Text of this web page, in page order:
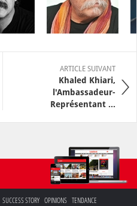
ARTICLE SUIVANT
Khaled Khiari,
l'Ambassadeur-
Représentant ...
SUCCESS STORY OPINIONS TENDANCE